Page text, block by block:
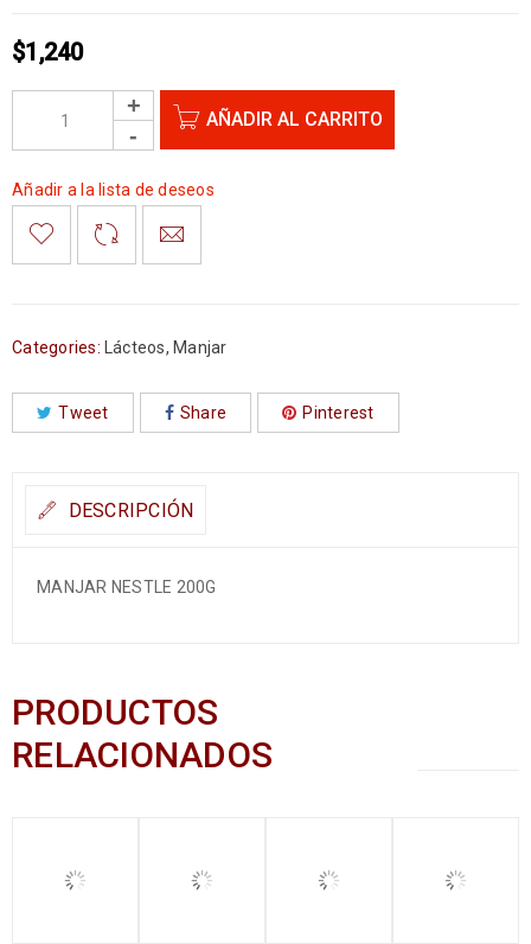
$1,240
AÑADIR AL CARRITO
Añadir a la lista de deseos
Categories: Lácteos, Manjar
Tweet Share Pinterest
DESCRIPCIÓN
MANJAR NESTLE 200G
PRODUCTOS
RELACIONADOS